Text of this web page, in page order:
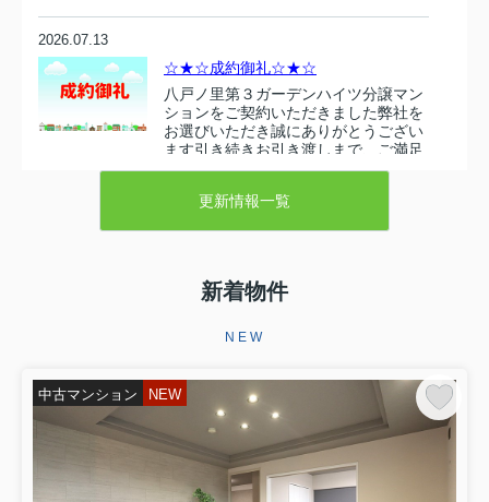
2026.07.13
☆★☆成約御礼☆★☆
八戸ノ里第３ガーデンハイツ分譲マン
ションをご契約いただきました弊社を
お選びいただき誠にありがとうござい
ます引き続きお引き渡しまで、ご満足
いただけるようしっかりと責任を持っ
2026.07.10
東大阪市衣摺５丁目 売り土地をご契
ございます。お引き渡しまで、ご満足
任を持ってサポートさせていただ...
2026.06.29
☆★☆成約御礼☆★☆
東大阪市永和３丁目 中古テラスハウ
更新情報一覧
新着物件
NEW
中古マンション NEW